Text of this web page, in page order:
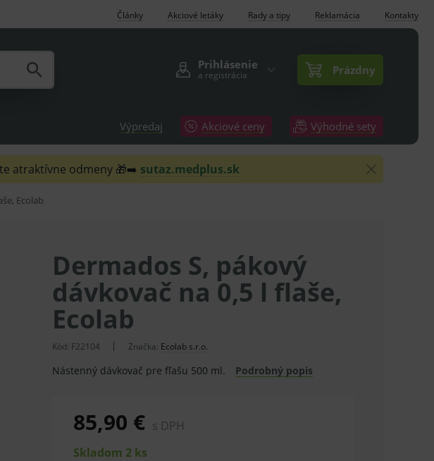
Články Akciové letáky Rady a tipy Reklamácia Kontakty
Prihlásenie
a registrácia Prázdny
Výpredaj Akciové ceny Výhodné sety
atraktívne odmeny 🎁➡️ sutaz.medplus.sk
Ecolab
Dermados S, pákový
dávkovač na 0,5 l flaše,
Ecolab
Kód: F22104 Značka: Ecolab s.r.o.
Nástenný dávkovač pre fľašu 500 ml. Podrobný popis
85,90 € s DPH
Skladom 2 ks